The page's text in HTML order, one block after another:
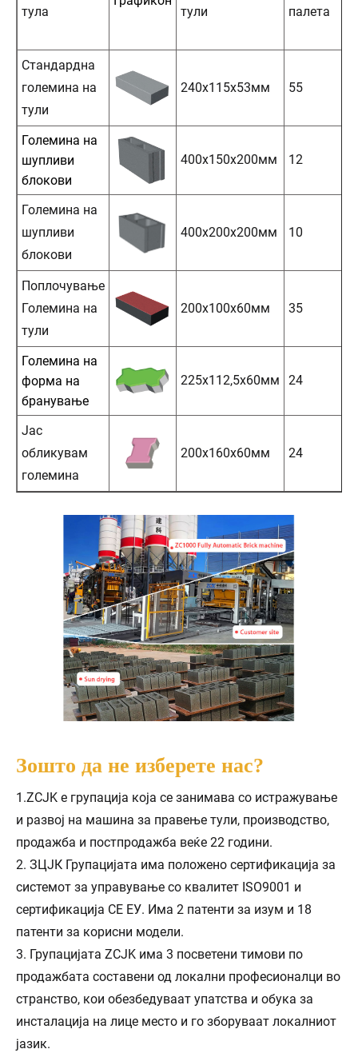
тула тули палета
Стандардна
големина на
тули
240х115х53мм 55
Големина на
шупливи
блокови
400х150х200мм 12
Големина на
шупливи
блокови
400х200х200мм 10
Поплочување
Големина на
тули
200х100х60мм 35
Големина на
форма на
бранување
225х112,5х60мм 24
Јас
обликувам
големина
200х160х60мм 24
Зошто да не изберете нас?
1.ZCJK е групација која се занимава со истражување
и развој на машина за правење тули, производство,
продажба и постпродажба веќе 22 години.
2. ЗЦЈК Групацијата има положено сертификација за
системот за управување со квалитет ISO9001 и
сертификација CE ЕУ. Има 2 патенти за изум и 18
патенти за корисни модели.
3. Групацијата ZCJK има 3 посветени тимови по
продажбата составени од локални професионалци во
странство, кои обезбедуваат упатства и обука за
инсталација на лице место и го зборуваат локалниот
јазик.